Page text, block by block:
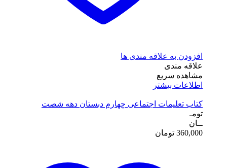
افزودن به علاقه مندی ها
علاقه مندی
مشاهده سریع
اطلاعات بیشتر
کتاب تعلیمات اجتماعی چهارم دبستان دهه شصت
تومـ
ــان
360,000 تومان